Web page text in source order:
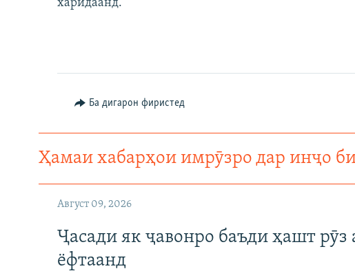
харидаанд.
Ба дигарон фиристед
Ҳамаи хабарҳои имрӯзро дар инҷо
Август 09, 2026
Ҷасади як ҷавонро баъди ҳашт
ёфтаанд